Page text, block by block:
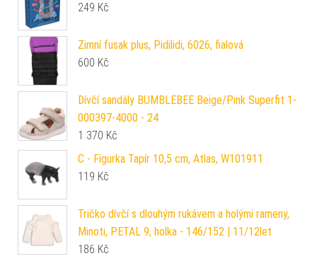
249 Kč
Zimní fusak plus, Pidilidi, 6026, fialová
600 Kč
Dívčí sandály BUMBLEBEE Beige/Pink Superfit 1-
000397-4000 - 24
1 370 Kč
C - Figurka Tapír 10,5 cm, Atlas, W101911
119 Kč
Tričko dívčí s dlouhým rukávem a holými rameny,
Minoti, PETAL 9, holka - 146/152 | 11/12let
186 Kč